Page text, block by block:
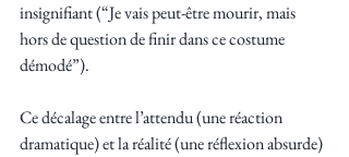
insignifiant (“Je vais peut-être mourir, mais
hors de question de finir dans ce costume
démodé”).
Ce décalage entre l’attendu (une réaction
dramatique) et la réalité (une réflexion absurde)